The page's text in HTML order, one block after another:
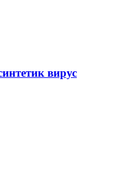
вирус